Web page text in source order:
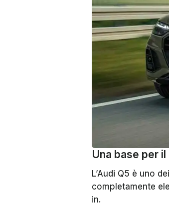
Una base per
L’Audi Q5 è uno
completamente
in.